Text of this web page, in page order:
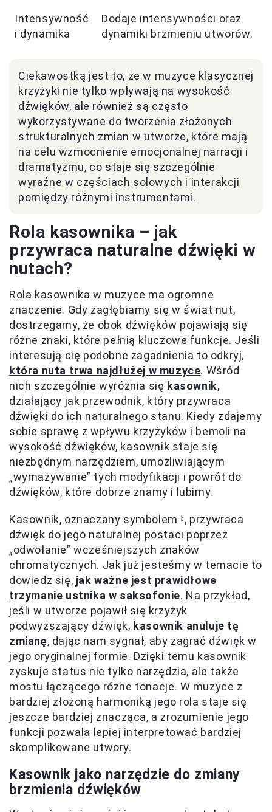
Intensywność
i dynamika
Dodaje intensywności oraz
dynamiki brzmieniu utworów.
Ciekawostką jest to, że w muzyce klasycznej
krzyżyki nie tylko wpływają na wysokość
dźwięków, ale również są często
wykorzystywane do tworzenia złożonych
strukturalnych zmian w utworze, które mają
na celu wzmocnienie emocjonalnej narracji i
dramatyzmu, co staje się szczególnie
wyraźne w częściach solowych i interakcji
pomiędzy różnymi instrumentami.
Rola kasownika – jak
przywraca naturalne dźwięki w
nutach?
Rola kasownika w muzyce ma ogromne
znaczenie. Gdy zagłębiamy się w świat nut,
dostrzegamy, że obok dźwięków pojawiają się
różne znaki, które pełnią kluczowe funkcje. Jeśli
interesują cię podobne zagadnienia to odkryj,
która nuta trwa najdłużej w muzyce. Wśród
nich szczególnie wyróżnia się kasownik,
działający jak przewodnik, który przywraca
dźwięki do ich naturalnego stanu. Kiedy zdajemy
sobie sprawę z wpływu krzyżyków i bemoli na
wysokość dźwięków, kasownik staje się
niezbędnym narzędziem, umożliwiającym
„wymazywanie” tych modyfikacji i powrót do
dźwięków, które dobrze znamy i lubimy.
Kasownik, oznaczany symbolem ♮, przywraca
dźwięk do jego naturalnej postaci poprzez
„odwołanie” wcześniejszych znaków
chromatycznych. Jak już jesteśmy w temacie to
dowiedz się, jak ważne jest prawidłowe
trzymanie ustnika w saksofonie. Na przykład,
jeśli w utworze pojawił się krzyżyk
podwyższający dźwięk, kasownik anuluje tę
zmianę, dając nam sygnał, aby zagrać dźwięk w
jego oryginalnej formie. Dzięki temu kasownik
zyskuje status nie tylko narzędzia, ale także
mostu łączącego różne tonacje. W muzyce z
bardziej złożoną harmoniką jego rola staje się
jeszcze bardziej znacząca, a zrozumienie jego
funkcji pozwala lepiej interpretować bardziej
skomplikowane utwory.
Kasownik jako narzędzie do zmiany
brzmienia dźwięków